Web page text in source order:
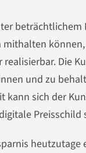
mithalten
Die
und zu
kann sich der